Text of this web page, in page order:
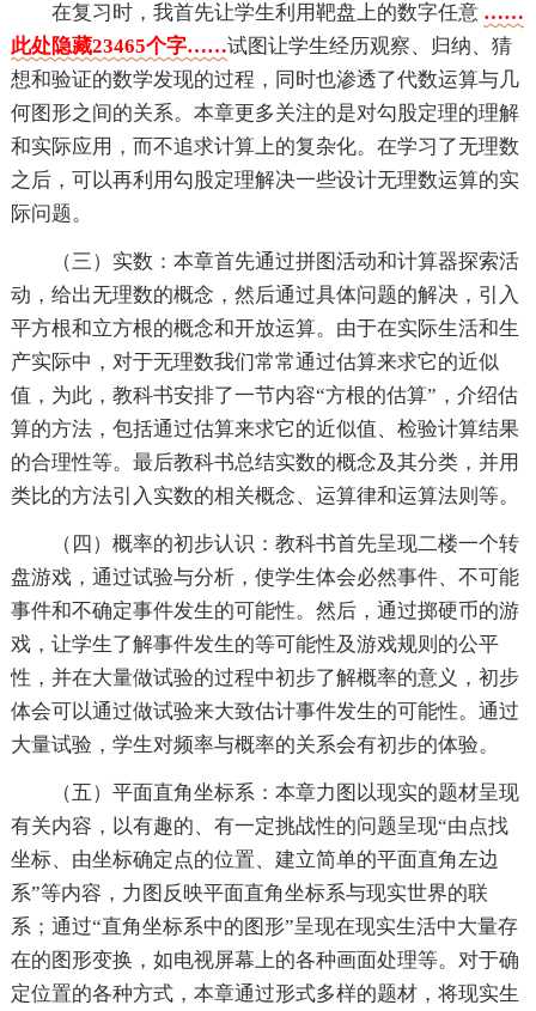
在复习时，我首先让学生利用靶盘上的数字任意 ……
此处隐藏23465个字……试图让学生经历观察、归纳、猜
想和验证的数学发现的过程，同时也渗透了代数运算与几
何图形之间的关系。本章更多关注的是对勾股定理的理解
和实际应用，而不追求计算上的复杂化。在学习了无理数
之后，可以再利用勾股定理解决一些设计无理数运算的实
际问题。
（三）实数：本章首先通过拼图活动和计算器探索活
动，给出无理数的概念，然后通过具体问题的解决，引入
平方根和立方根的概念和开放运算。由于在实际生活和生
产实际中，对于无理数我们常常通过估算来求它的近似
值，为此，教科书安排了一节内容“方根的估算”，介绍估
算的方法，包括通过估算来求它的近似值、检验计算结果
的合理性等。最后教科书总结实数的概念及其分类，并用
类比的方法引入实数的相关概念、运算律和运算法则等。
（四）概率的初步认识：教科书首先呈现二楼一个转
盘游戏，通过试验与分析，使学生体会必然事件、不可能
事件和不确定事件发生的可能性。然后，通过掷硬币的游
戏，让学生了解事件发生的等可能性及游戏规则的公平
性，并在大量做试验的过程中初步了解概率的意义，初步
体会可以通过做试验来大致估计事件发生的可能性。通过
大量试验，学生对频率与概率的关系会有初步的体验。
（五）平面直角坐标系：本章力图以现实的题材呈现
有关内容，以有趣的、有一定挑战性的问题呈现“由点找
坐标、由坐标确定点的位置、建立简单的平面直角左边
系”等内容，力图反映平面直角坐标系与现实世界的联
系；通过“直角坐标系中的图形”呈现在现实生活中大量存
在的图形变换，如电视屏幕上的各种画面处理等。对于确
定位置的各种方式，本章通过形式多样的题材，将现实生